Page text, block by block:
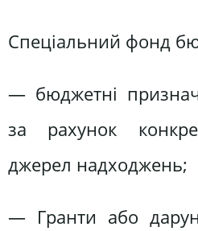
Спеціальний фонд
— бюджетні
за рахунок
джерел надходжень;
— Гранти або